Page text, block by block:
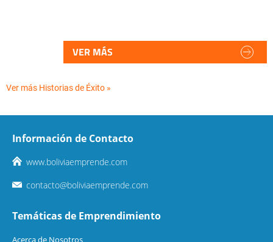
VER MÁS
Ver más Historias de Éxito »
Información de Contacto
www.boliviaemprende.com
contacto@boliviaemprende.com
Temáticas de Emprendimiento
Acerca de Nosotros